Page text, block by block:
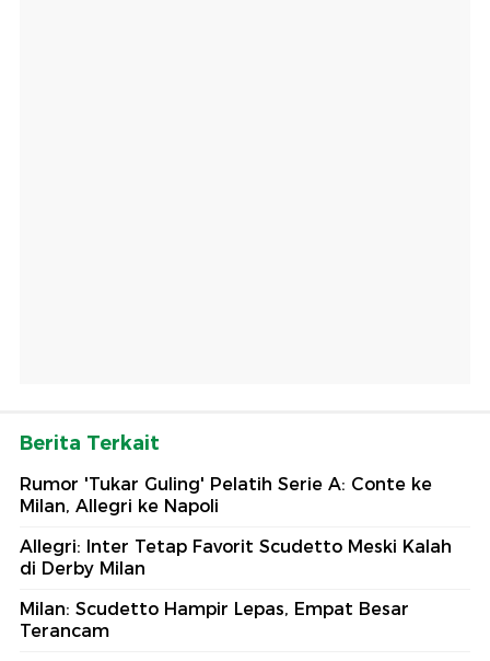
Berita Terkait
Rumor 'Tukar Guling' Pelatih Serie A: Conte ke
Milan, Allegri ke Napoli
Allegri: Inter Tetap Favorit Scudetto Meski Kalah
di Derby Milan
Milan: Scudetto Hampir Lepas, Empat Besar
Terancam